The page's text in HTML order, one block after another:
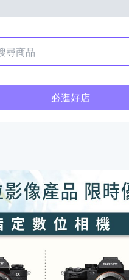
必逛好店